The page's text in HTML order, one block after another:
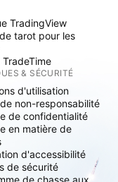
TradingView
tarot pour les
& SÉCURITÉ
d'utilisation
non-responsabilité
de confidentialité
en matière de
d'accessibilité
de sécurité
de chasse aux